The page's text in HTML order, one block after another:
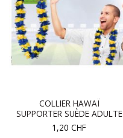
COLLIER HAWAÏ
SUPPORTER SUÈDE ADULTE
1,20 CHF